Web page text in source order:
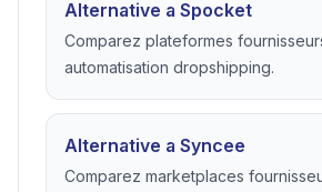
Alternative a Spocket
Comparez plateformes
automatisation dropshipping.
Alternative a Syncee
Comparez marketplaces